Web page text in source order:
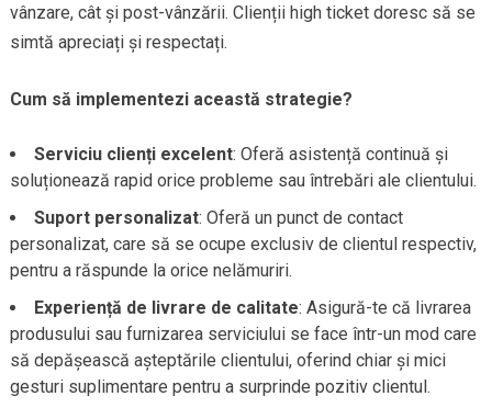
vânzare, cât și post-vânzării. Clienții high ticket doresc să se
simtă apreciați și respectați.
Cum să implementezi această strategie?
Serviciu clienți excelent: Oferă asistență continuă și
soluționează rapid orice probleme sau întrebări ale clientului.
Suport personalizat: Oferă un punct de contact
personalizat, care să se ocupe exclusiv de clientul respectiv,
pentru a răspunde la orice nelămuriri.
Experiență de livrare de calitate: Asigură-te că livrarea
produsului sau furnizarea serviciului se face într-un mod care
să depășească așteptările clientului, oferind chiar și mici
gesturi suplimentare pentru a surprinde pozitiv clientul.